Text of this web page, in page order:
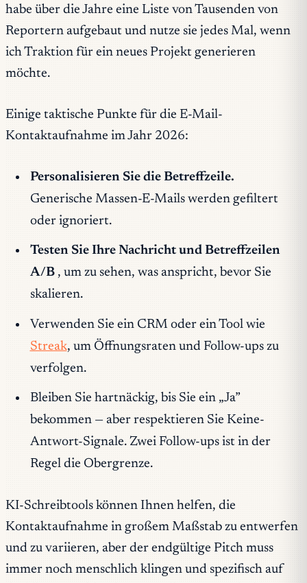
habe über die Jahre eine Liste von Tausenden von
Reportern aufgebaut und nutze sie jedes Mal, wenn
ich Traktion für ein neues Projekt generieren
möchte.
Einige taktische Punkte für die E-Mail-
Kontaktaufnahme im Jahr 2026:
Personalisieren Sie die Betreffzeile.
Generische Massen-E-Mails werden gefiltert
oder ignoriert.
Testen Sie Ihre Nachricht und Betreffzeilen
A/B , um zu sehen, was anspricht, bevor Sie
skalieren.
Verwenden Sie ein CRM oder ein Tool wie
Streak, um Öffnungsraten und Follow-ups zu
verfolgen.
Bleiben Sie hartnäckig, bis Sie ein „Ja”
bekommen — aber respektieren Sie Keine-
Antwort-Signale. Zwei Follow-ups ist in der
Regel die Obergrenze.
KI-Schreibtools können Ihnen helfen, die
Kontaktaufnahme in großem Maßstab zu entwerfen
und zu variieren, aber der endgültige Pitch muss
immer noch menschlich klingen und spezifisch auf